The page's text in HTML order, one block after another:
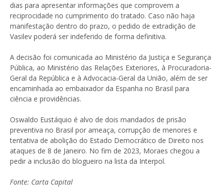
dias para apresentar informações que comprovem a
reciprocidade no cumprimento do tratado. Caso não haja
manifestação dentro do prazo, o pedido de extradição de
Vasilev poderá ser indeferido de forma definitiva.
A decisão foi comunicada ao Ministério da Justiça e Segurança
Pública, ao Ministério das Relações Exteriores, à Procuradoria-
Geral da República e à Advocacia-Geral da União, além de ser
encaminhada ao embaixador da Espanha no Brasil para
ciência e providências.
Oswaldo Eustáquio é alvo de dois mandados de prisão
preventiva no Brasil por ameaça, corrupção de menores e
tentativa de abolição do Estado Democrático de Direito nos
ataques de 8 de Janeiro. No fim de 2023, Moraes chegou a
pedir a inclusão do blogueiro na lista da Interpol.
Fonte: Carta Capital